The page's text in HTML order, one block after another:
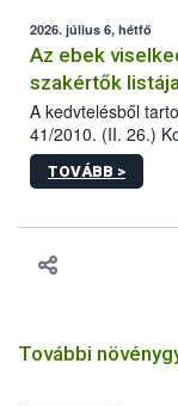
2026. július 6, hétfő
Az ebek
szakértők listája
A kedvtelésből
41/2010. (II. 26.)
sérülés, illetve
hatósági
vonni az ebek
TOVÁBB >
További